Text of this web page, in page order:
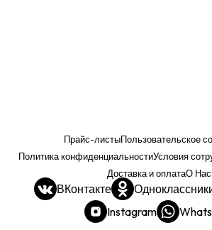
Прайс-листыПользовательское
Политика конфиденциальностиУсловия
Доставка и оплатаО Нас
ВКонтакте
Instagram